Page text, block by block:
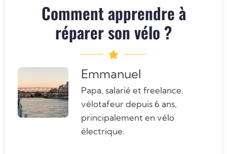
Comment apprendre à
réparer son vélo ?
Emmanuel
Papa, salarié et freelance.
vélotafeur depuis 6 ans,
principalement en vélo
électrique.